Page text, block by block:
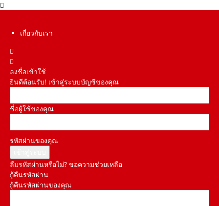
เกี่ยวกับเรา
ลงชื่อเข้าใช้
ยินดีต้อนรับ! เข้าสู่ระบบบัญชีของคุณ
ชื่อผู้ใช้ของคุณ
รหัสผ่านของคุณ
ลืมรหัสผ่านหรือไม่? ขอความช่วยเหลือ
กู้คืนรหัสผ่าน
กู้คืนรหัสผ่านของคุณ